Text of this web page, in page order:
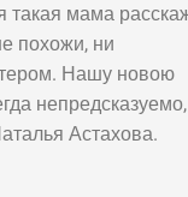
такая мама
похожи, ни
Нашу новою
непредсказуемо,
Астахова.